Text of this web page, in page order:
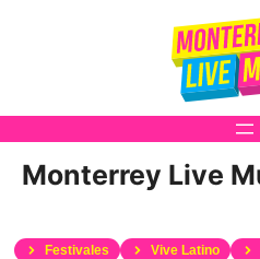
Monterrey Live
Festivales Vive Latino